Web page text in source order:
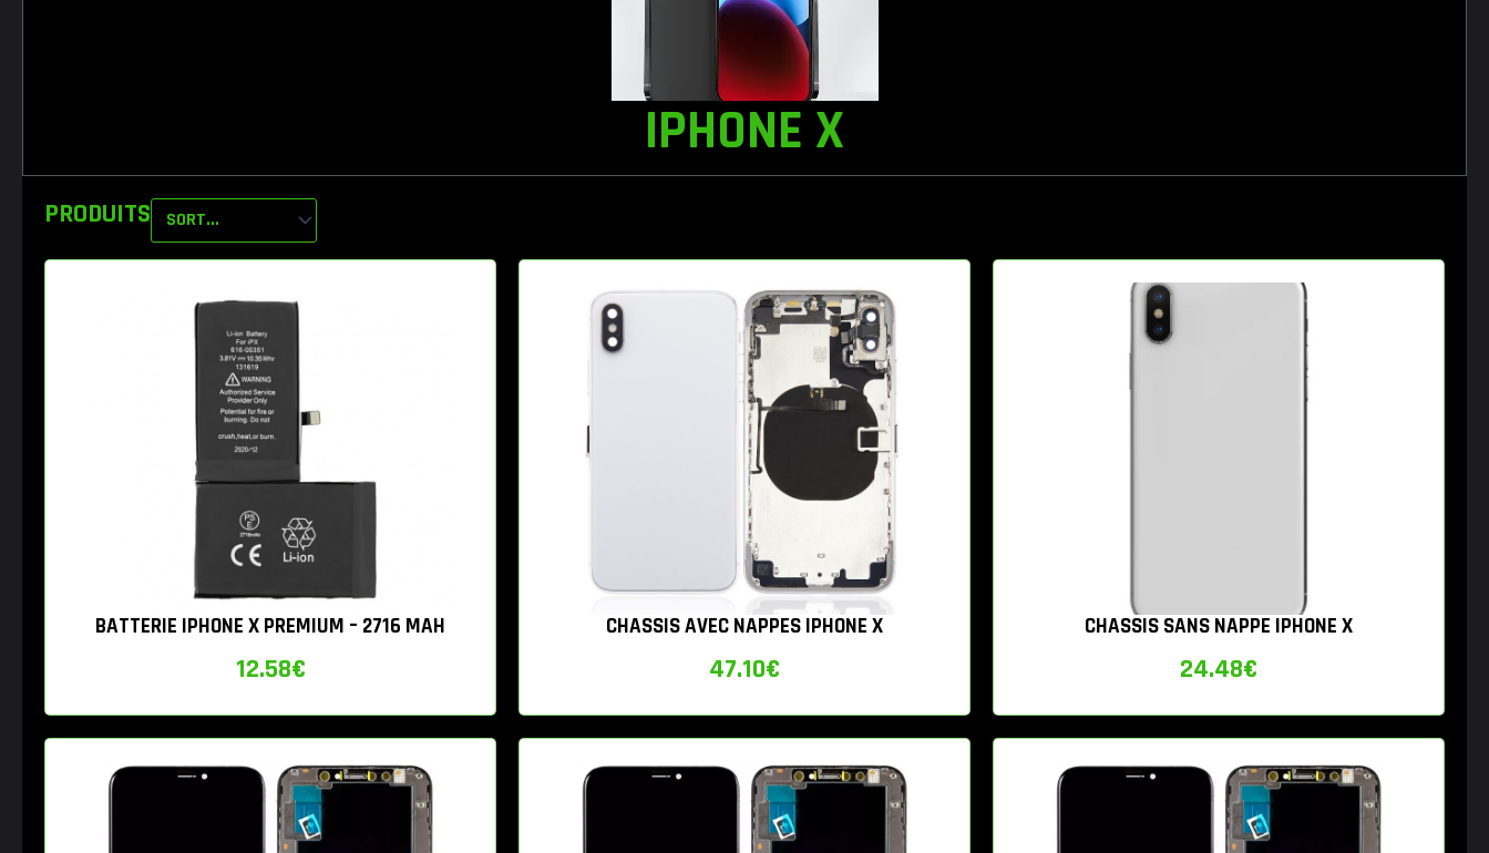
IPHONE X
PRODUITS
BATTERIE IPHONE X PREMIUM – 2716 MAH
12.58€
CHASSIS AVEC NAPPES IPHONE X
47.10€
CHASSIS SANS NAPPE IPHONE X
24.48€